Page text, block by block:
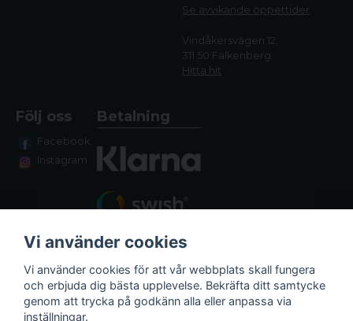
Se avvikande öppettider
Vindåkersvägen 12,
311 50 Falkenberg
Hitta hit
Följ oss
Facebook
Instagram
Betalning
Fraktalternativ
Vi använder cookies
Vi använder cookies för att vår webbplats skall fungera
och erbjuda dig bästa upplevelse. Bekräfta ditt samtycke
genom att trycka på godkänn alla eller anpassa via
inställningar.